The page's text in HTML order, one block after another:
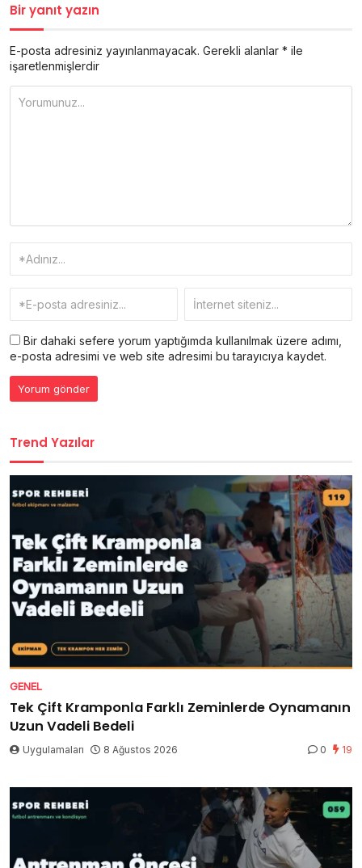
Bir yanıt yazın
E-posta adresiniz yayınlanmayacak. Gerekli alanlar * ile
işaretlenmişlerdir
Bir dahaki sefere yorum yaptığımda kullanılmak üzere adımı,
e-posta adresimi ve web site adresimi bu tarayıcıya kaydet.
Trend Yazılar
GENEL
Tek Çift Kramponla Farklı Zeminlerde Oynamanın
Uzun Vadeli Bedeli
Uygulamaları 8 Ağustos 2026 0 19